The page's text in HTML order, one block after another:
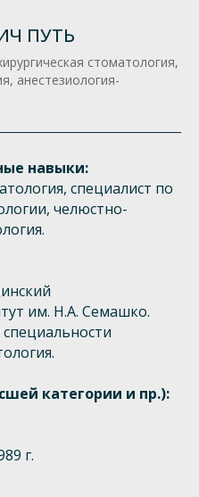
ПУТЬ
стоматология,
анестезиология-
навыки:
специалист по
челюстно-
им. Н.А. Семашко.
категории и пр.):
г.